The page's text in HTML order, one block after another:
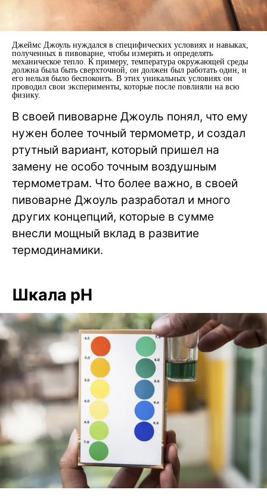
Джеймс Джоуль нуждался в специфических условиях и навыках,
полученных в пивоварне, чтобы измерять и определять
механическое тепло. К примеру, температура окружающей среды
должна была быть сверхточной, он должен был работать один, и
его нельзя было беспокоить. В этих уникальных условиях он
проводил свои эксперименты, которые после повлияли на всю
физику.
В своей пивоварне Джоуль понял, что ему
нужен более точный термометр, и создал
ртутный вариант, который пришел на
замену не особо точным воздушным
термометрам. Что более важно, в своей
пивоварне Джоуль разработал и много
других концепций, которые в сумме
внесли мощный вклад в развитие
термодинамики.
Шкала pH